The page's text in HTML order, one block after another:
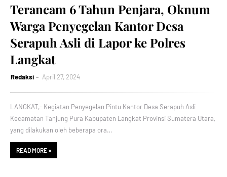
Terancam 6 Tahun Penjara, Oknum
Warga Penyegelan Kantor Desa
Serapuh Asli di Lapor ke Polres
Langkat
Redaksi April 27, 2024
LANGKAT,- Kegiatan Penyegelan Pintu Kantor Desa Serapuh Asli
Kecamatan Tanjung Pura Kabupaten Langkat Provinsi Sumatera Utara,
yang dilakukan oleh beberapa ora…
READ MORE »